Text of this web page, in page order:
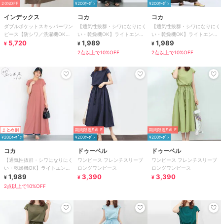
20%OFF
インデックス
ダブルポケットスキッパーワン
ピース【防シワ／洗濯機OK】
《XS～3L／6col》
¥ 5,720
¥200ｸｰﾎﾟﾝ
コカ
【通気性抜群・シワになりにく
い・乾燥機OK】ライトエンボ
スマキシロールアップワンピー
ス 全3色
¥ 1,989
2点以上で10%OFF
¥200ｸｰﾎﾟﾝ
コカ
【通気性抜群・シワになりにく
い・乾燥機OK】ライトエンボ
スマキシロールアップワンピー
ス 全3色
¥ 1,989
2点以上で10%OFF
まとめ割
¥200ｸｰﾎﾟﾝ
コカ
【通気性抜群・シワになりにく
い・乾燥機OK】ライトエンボ
スマキシロールアップワンピー
ス 全3色
¥ 1,989
2点以上で10%OFF
期間限定SALE
¥200ｸｰﾎﾟﾝ
ドゥーベル
ワンピース フレンチスリーブ
ロングワンピース
¥ 3,390
期間限定SALE
¥200ｸｰﾎﾟﾝ
ドゥーベル
ワンピース フレンチスリーブ
ロングワンピース
¥ 3,390